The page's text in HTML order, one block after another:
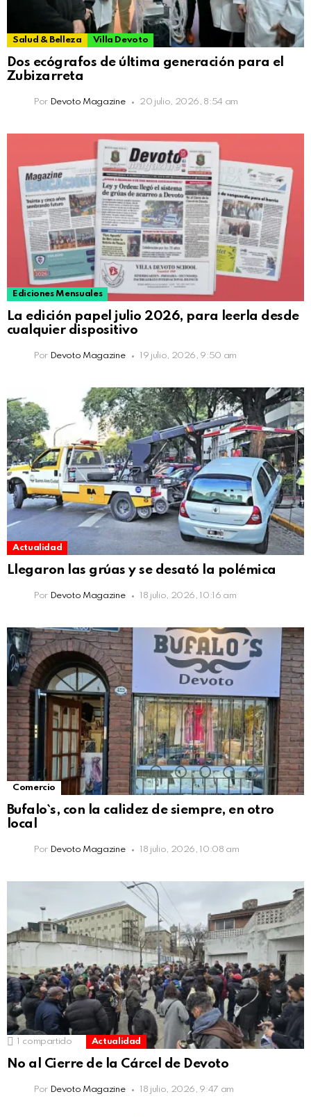
Salud & Belleza Villa Devoto
Dos ecógrafos de última generación para el
Zubizarreta
Por Devoto Magazine 20 julio, 2026, 8:54 am
Ediciones Mensuales
La edición papel julio 2026, para leerla desde
cualquier dispositivo
Por Devoto Magazine 19 julio, 2026, 9:50 am
Actualidad
Llegaron las grúas y se desató la polémica
Por Devoto Magazine 18 julio, 2026, 10:16 am
Comercio
Bufalo`s, con la calidez de siempre, en otro
local
Por Devoto Magazine 18 julio, 2026, 10:08 am
compartido Actualidad
No al Cierre de la Cárcel de Devoto
Por Devoto Magazine 18 julio, 2026, 9:47 am